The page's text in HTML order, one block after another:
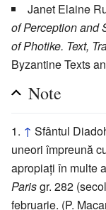
Janet Elaine
of Perception and
of Photike. Text,
Byzantine Texts
Note
↑ Sfântul
uneori împreună
apropiați în multe
Parisgr. 282
februarie. (P.